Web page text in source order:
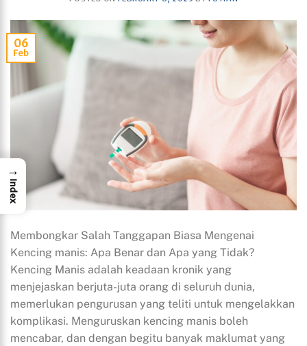
06
Feb
Membongkar Salah Tanggapan Biasa Mengenai
Kencing manis: Apa Benar dan Apa yang Tidak?
Kencing Manis adalah keadaan kronik yang
menjejaskan berjuta-juta orang di seluruh dunia,
memerlukan pengurusan yang teliti untuk mengelakkan
komplikasi. Menguruskan kencing manis boleh
mencabar, dan dengan begitu banyak maklumat yang
→
Index